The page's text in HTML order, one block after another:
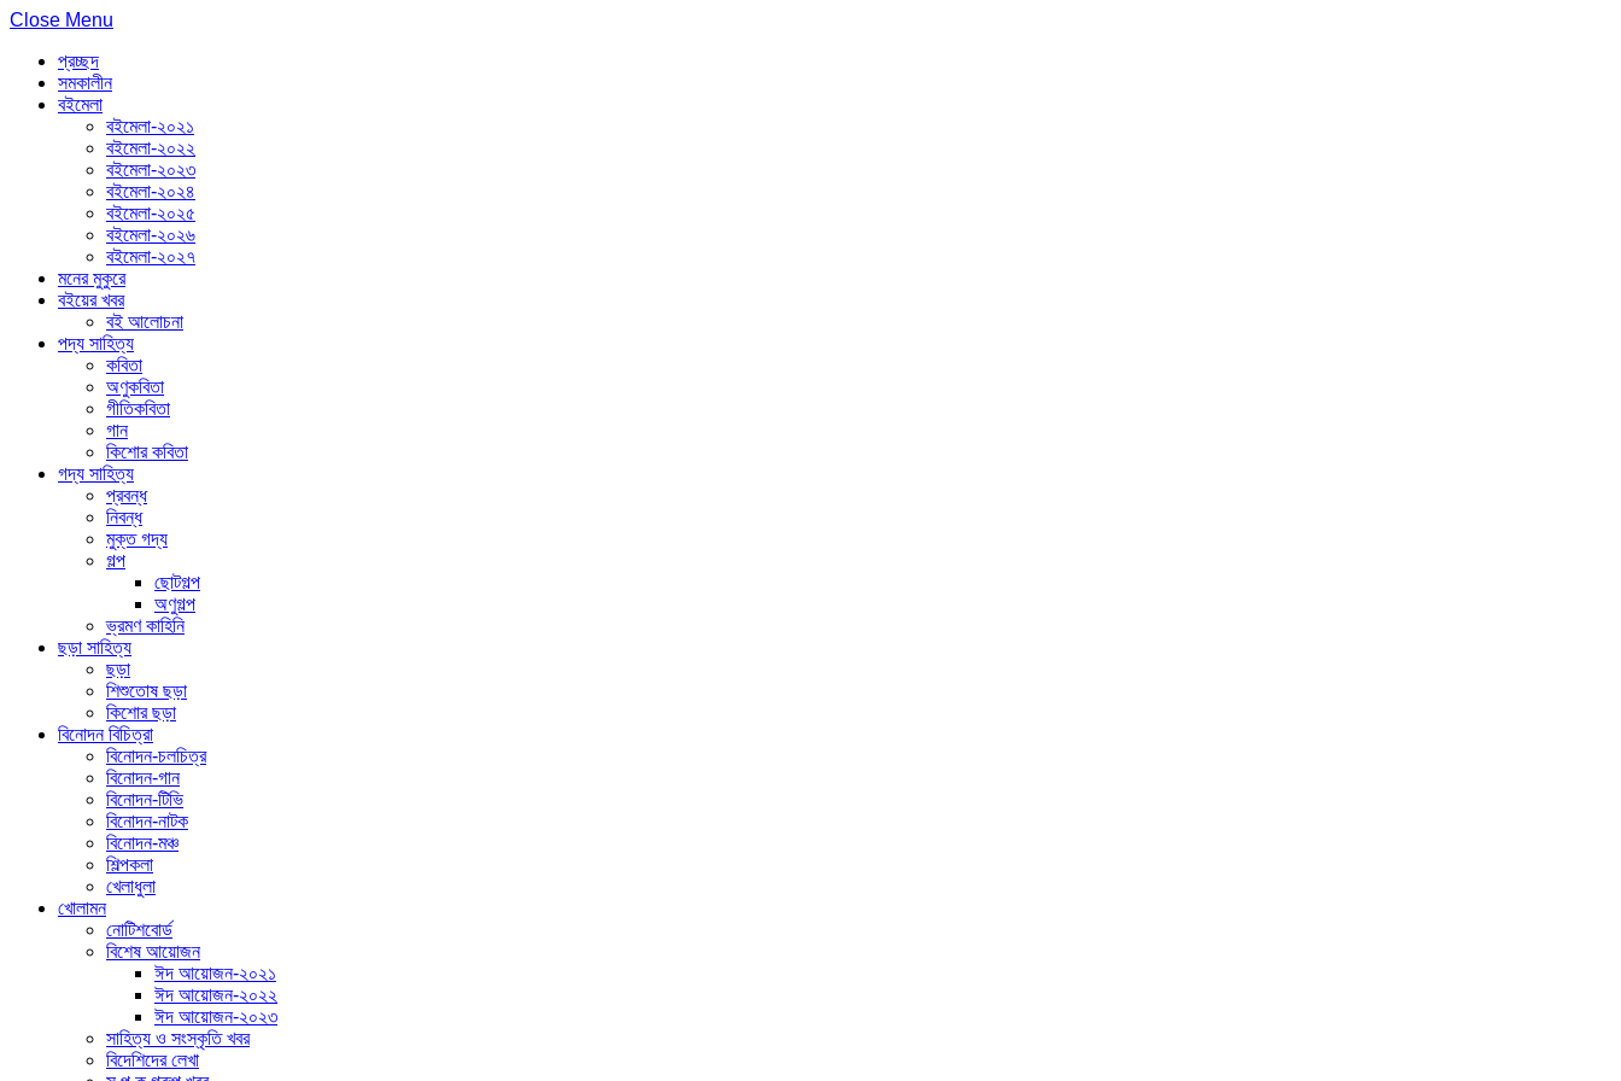
Close Menu
প্রচ্ছদ
সমকালীন
বইমেলা
বইমেলা-২০২১
বইমেলা-২০২২
বইমেলা-২০২৩
বইমেলা-২০২৪
বইমেলা-২০২৫
বইমেলা-২০২৬
বইমেলা-২০২৭
মনের মুকুরে
বইয়ের খবর
বই আলোচনা
পদ্য সাহিত্য
কবিতা
অণুকবিতা
গীতিকবিতা
গান
কিশোর কবিতা
গদ্য সাহিত্য
প্রবন্ধ
নিবন্ধ
মুক্ত গদ্য
গল্প
ছোটগল্প
অণুগল্প
ভ্রমণ কাহিনি
ছড়া সাহিত্য
ছড়া
শিশুতোষ ছড়া
কিশোর ছড়া
বিনোদন বিচিত্রা
বিনোদন-চলচিত্র
বিনোদন-গান
বিনোদন-টিভি
বিনোদন-নাটক
বিনোদন-মঞ্চ
শিল্পকলা
খেলাধুলা
খোলামন
নোটিশবোর্ড
বিশেষ আয়োজন
ঈদ আয়োজন-২০২১
ঈদ আয়োজন-২০২২
ঈদ আয়োজন-২০২৩
সাহিত্য ও সংস্কৃতি খবর
বিদেশিদের লেখা